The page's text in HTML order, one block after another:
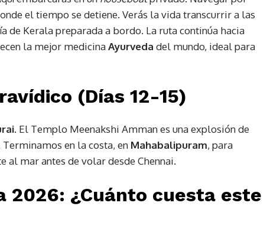
el tiempo se detiene. Verás la vida transcurrir a las
Kerala preparada a bordo. La ruta continúa hacia
la mejor medicinaAyurveda del mundo, ideal para
(Días 12-15)
. El Templo Meenakshi Amman es una explosión de
en la costa, en Mahabalipuram, para
mar antes de volar desde Chennai.
2026: ¿Cuánto cuesta este